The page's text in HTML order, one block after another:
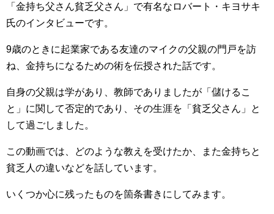
「金持ち父さん貧乏父さん」で有名なロバート・キヨサキ
氏のインタビューです。
9歳のときに起業家である友達のマイクの父親の門戸を訪
ね、金持ちになるための術を伝授された話です。
自身の父親は学があり、教師でありましたが「儲けるこ
と」に関して否定的であり、その生涯を「貧乏父さん」と
して過ごしました。
この動画では、どのような教えを受けたか、また金持ちと
貧乏人の違いなどを話しています。
いくつか心に残ったものを箇条書きにしてみます。